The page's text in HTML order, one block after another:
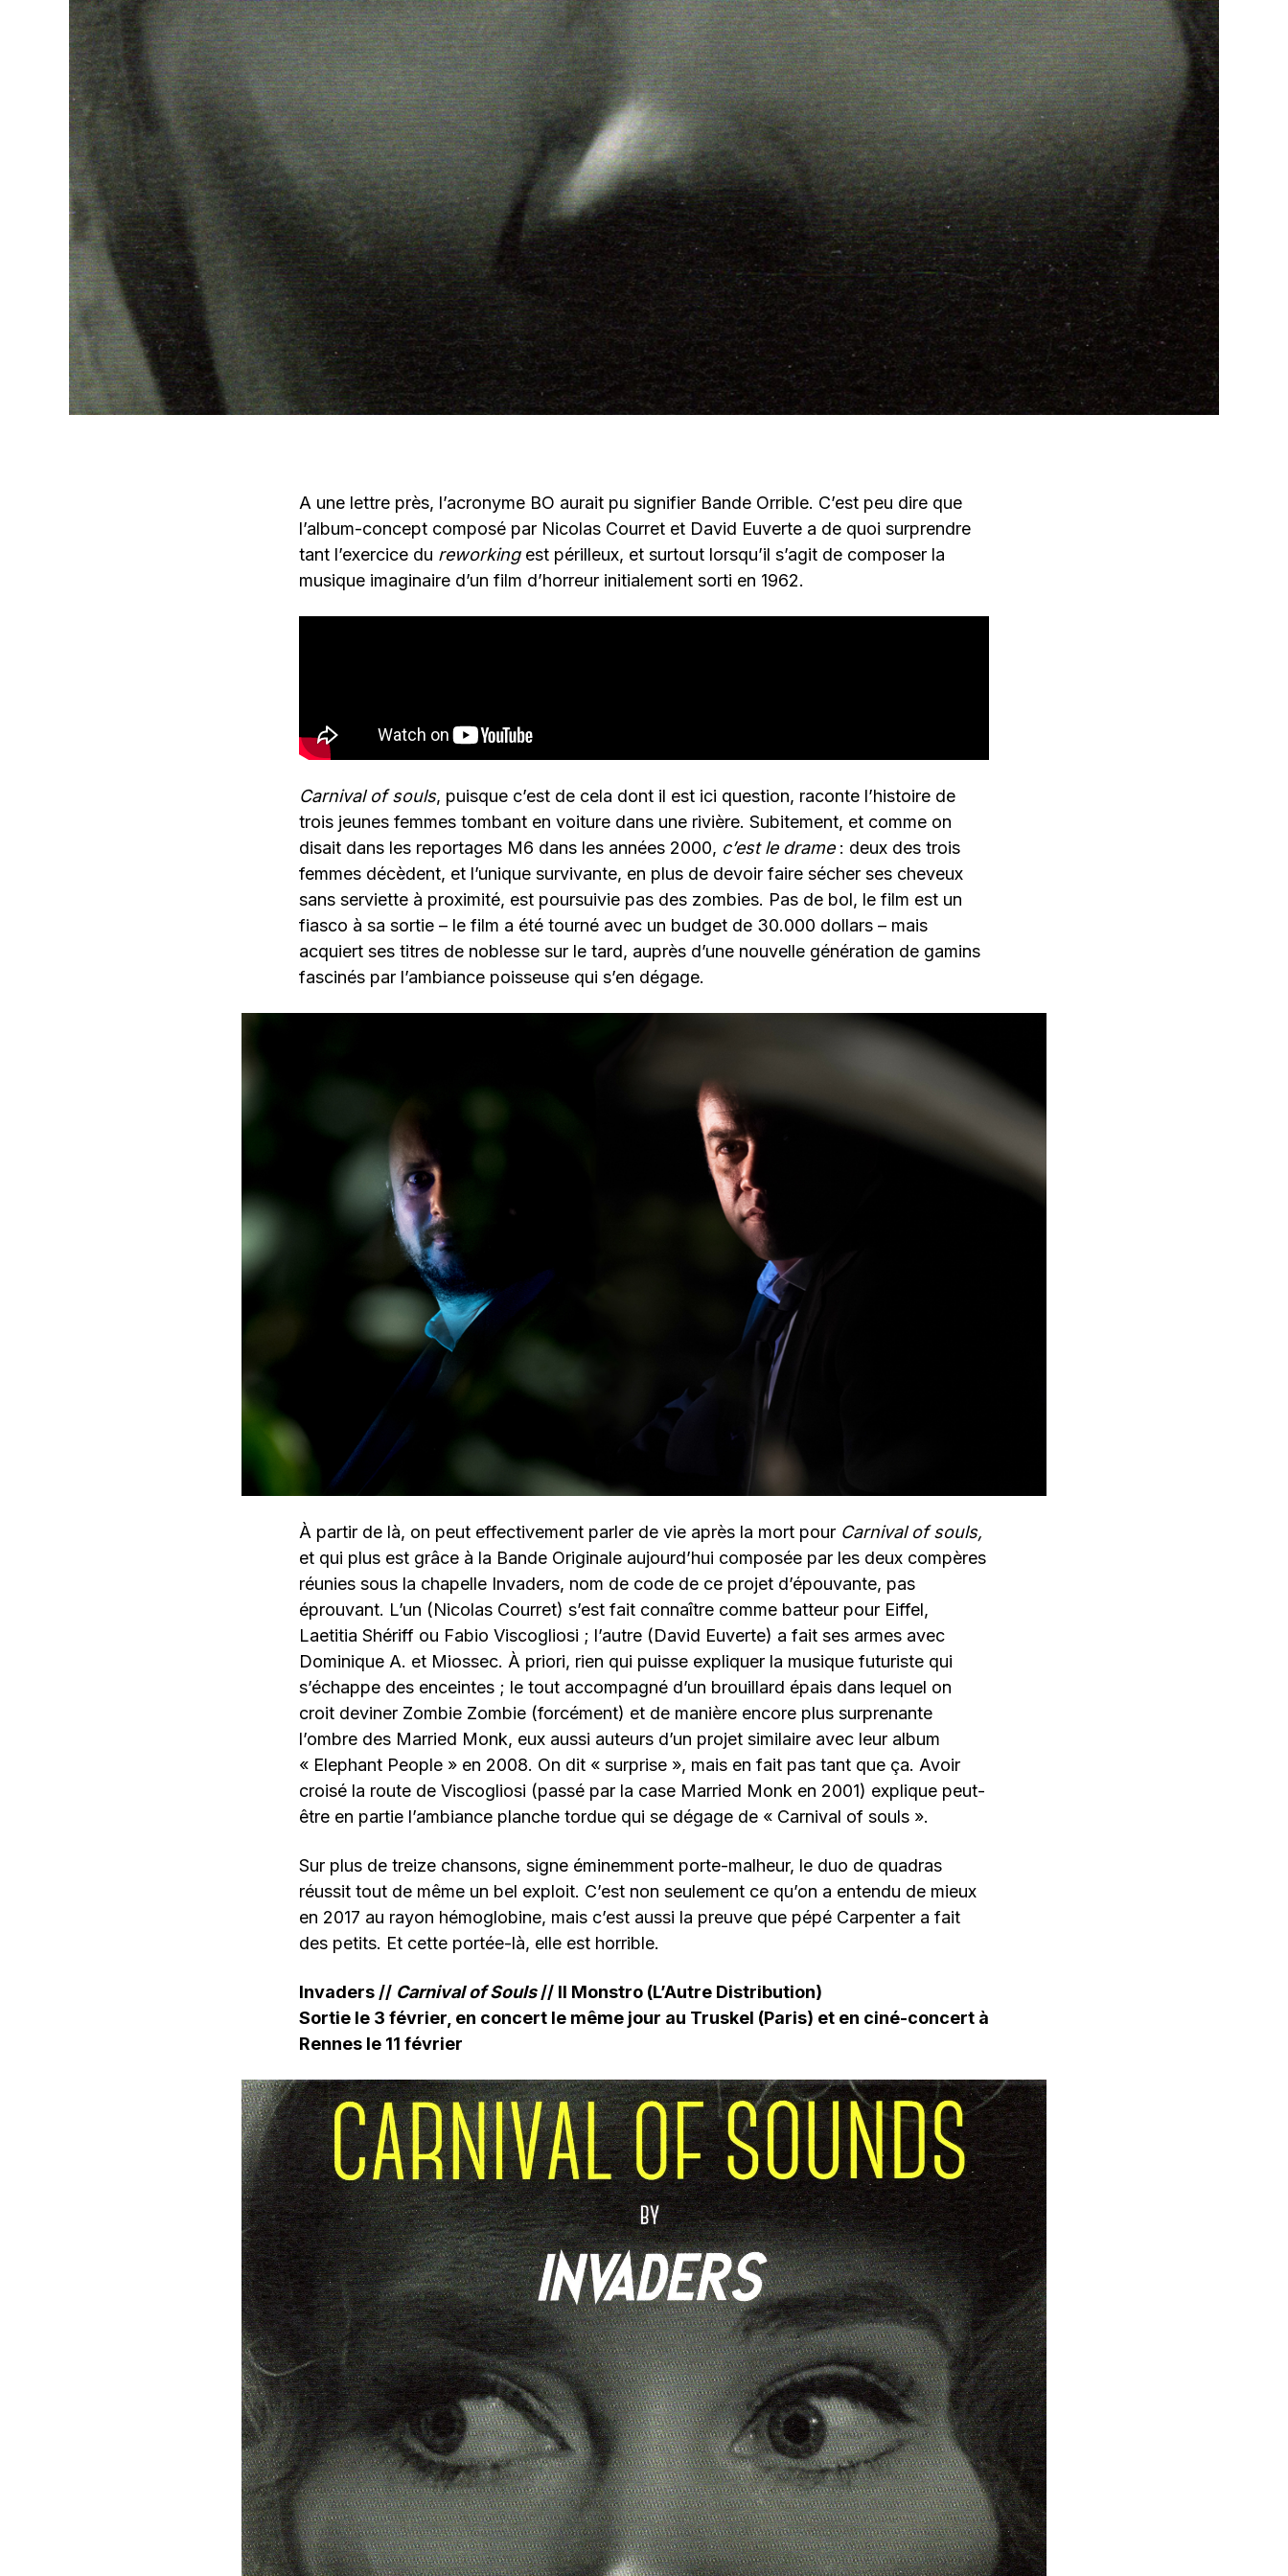
A une lettre près, l’acronyme BO aurait pu signifier Bande Orrible. C’est peu dire que
l’album-concept composé par Nicolas Courret et David Euverte a de quoi surprendre
tant l’exercice du reworking est périlleux, et surtout lorsqu’il s’agit de composer la
musique imaginaire d’un film d’horreur initialement sorti en 1962.
Carnival of souls, puisque c’est de cela dont il est ici question, raconte l’histoire de
trois jeunes femmes tombant en voiture dans une rivière. Subitement, et comme on
disait dans les reportages M6 dans les années 2000, c’est le drame : deux des trois
femmes décèdent, et l’unique survivante, en plus de devoir faire sécher ses cheveux
sans serviette à proximité, est poursuivie pas des zombies. Pas de bol, le film est un
fiasco à sa sortie – le film a été tourné avec un budget de 30.000 dollars – mais
acquiert ses titres de noblesse sur le tard, auprès d’une nouvelle génération de gamins
fascinés par l’ambiance poisseuse qui s’en dégage.
À partir de là, on peut effectivement parler de vie après la mort pour Carnival of souls,
et qui plus est grâce à la Bande Originale aujourd’hui composée par les deux compères
réunies sous la chapelle Invaders, nom de code de ce projet d’épouvante, pas
éprouvant. L’un (Nicolas Courret) s’est fait connaître comme batteur pour Eiffel,
Laetitia Shériff ou Fabio Viscogliosi ; l’autre (David Euverte) a fait ses armes avec
Dominique A. et Miossec. À priori, rien qui puisse expliquer la musique futuriste qui
s’échappe des enceintes ; le tout accompagné d’un brouillard épais dans lequel on
croit deviner Zombie Zombie (forcément) et de manière encore plus surprenante
l’ombre des Married Monk, eux aussi auteurs d’un projet similaire avec leur album
« Elephant People » en 2008. On dit « surprise », mais en fait pas tant que ça. Avoir
croisé la route de Viscogliosi (passé par la case Married Monk en 2001) explique peut-
être en partie l’ambiance planche tordue qui se dégage de « Carnival of souls ».
Sur plus de treize chansons, signe éminemment porte-malheur, le duo de quadras
réussit tout de même un bel exploit. C’est non seulement ce qu’on a entendu de mieux
en 2017 au rayon hémoglobine, mais c’est aussi la preuve que pépé Carpenter a fait
des petits. Et cette portée-là, elle est horrible.
Invaders // Carnival of Souls// Il Monstro (L’Autre Distribution)
Sortie le 3 février, en concert le même jour au Truskel (Paris) et en ciné-concert à
Rennes le 11 février